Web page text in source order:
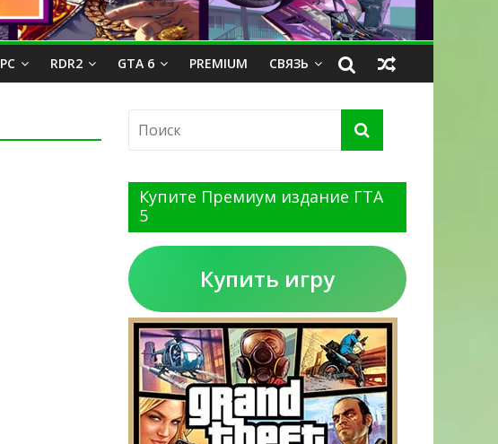
PC RDR2 GTA 6 PREMIUM СВЯЗЬ
Купите Премиум издание ГТА
5
Купить игру